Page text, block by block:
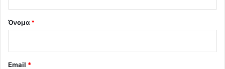
Όνομα *
Email *